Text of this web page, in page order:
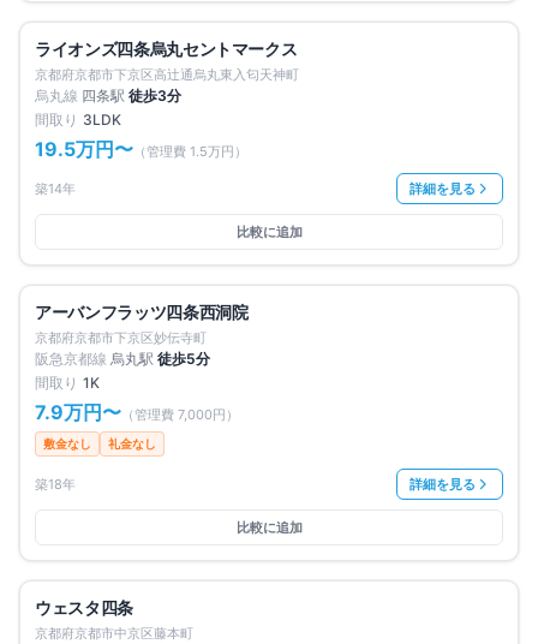
仲介手数料無料
ライオンズ四条烏丸セントマークス
京都府京都市下京区高辻通烏丸東入匂天神町
烏丸線 四条駅 徒歩3分
間取り 3LDK
19.5万円 〜 （管理費 1.5万円 ）
築14年 詳細を見る
比較に追加
仲介手数料無料
アーバンフラッツ四条西洞院
京都府京都市下京区妙伝寺町
阪急京都線 烏丸駅 徒歩5分
間取り 1K
7.9万円 〜 （管理費 7,000円 ）
敷金なし 礼金なし
築18年 詳細を見る
比較に追加
仲介手数料無料
ウェスタ四条
京都府京都市中京区藤本町